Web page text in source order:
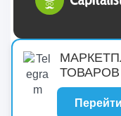
ТОВАРОВ